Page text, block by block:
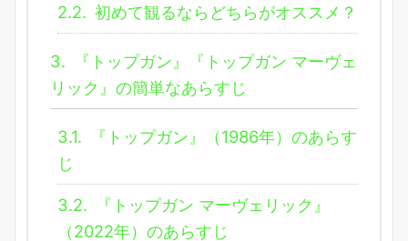
2.2. 初めて観るならどちらがオススメ？
3.
『トップガン』『トップガン マーヴェ
リック』の簡単なあらすじ
3.1.
『トップガン』（1986年）のあらす
じ
3.2.
『トップガン マーヴェリック』
（2022年）のあらすじ